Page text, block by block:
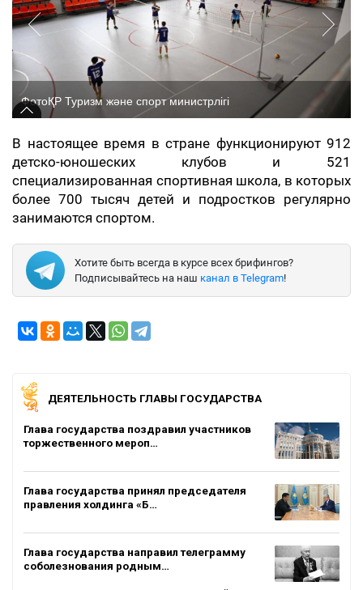
ФотоҚР Туризм және спорт министрлігі
В настоящее время в стране функционируют 912
детско-юношеских клубов и 521
специализированная спортивная школа, в которых
более 700 тысяч детей и подростков регулярно
занимаются спортом.
Хотите быть всегда в курсе всех брифингов?
Подписывайтесь на наш канал в Telegram!
ДЕЯТЕЛЬНОСТЬ ГЛАВЫ ГОСУДАРСТВА
Глава государства поздравил участников
торжественного мероп…
Глава государства принял председателя
правления холдинга «Б…
Глава государства направил телеграмму
соболезнования родным…